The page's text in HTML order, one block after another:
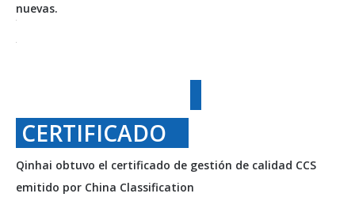
nuevas.
CERTIFICADO
Qinhai obtuvo el certificado de gestión de calidad CCS
emitido por China Classification